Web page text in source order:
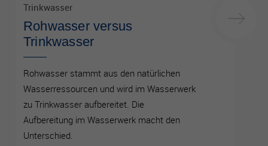
Trinkwasser
Rohwasser versus
Trinkwasser
Rohwasser stammt aus den natürlichen
Wasserressourcen und wird im Wasserwerk
zu Trinkwasser aufbereitet. Die
Aufbereitung im Wasserwerk macht den
Unterschied.